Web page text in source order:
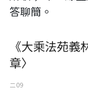
答聊簡。
《大乘法苑
章〉
二 09